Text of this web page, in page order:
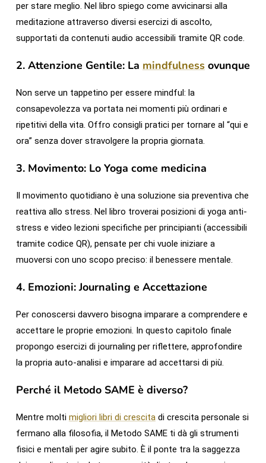
per stare meglio. Nel libro spiego come avvicinarsi alla
meditazione attraverso diversi esercizi di ascolto,
supportati da contenuti audio accessibili tramite QR code.
2. Attenzione Gentile: La mindfulnessovunque
Non serve un tappetino per essere mindful: la
consapevolezza va portata nei momenti più ordinari e
ripetitivi della vita. Offro consigli pratici per tornare al “qui e
ora” senza dover stravolgere la propria giornata.
3. Movimento: Lo Yoga come medicina
Il movimento quotidiano è una soluzione sia preventiva che
reattiva allo stress. Nel libro troverai posizioni di yoga anti-
stress e video lezioni specifiche per principianti (accessibili
tramite codice QR), pensate per chi vuole iniziare a
muoversi con uno scopo preciso: il benessere mentale.
4. Emozioni: Journaling e Accettazione
Per conoscersi davvero bisogna imparare a comprendere e
accettare le proprie emozioni. In questo capitolo finale
propongo esercizi di journaling per riflettere, approfondire
la propria auto-analisi e imparare ad accettarsi di più.
Perché il Metodo SAME è diverso?
Mentre molti migliori libri di crescitadi crescita personale si
fermano alla filosofia, il Metodo SAME ti dà gli strumenti
fisici e mentali per agire subito. È il ponte tra la saggezza